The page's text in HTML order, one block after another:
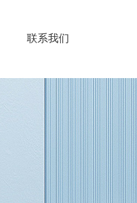
联系我们